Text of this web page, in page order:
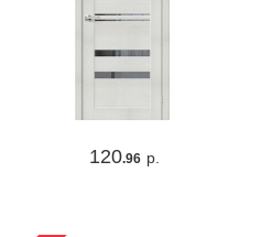
120.96 р.